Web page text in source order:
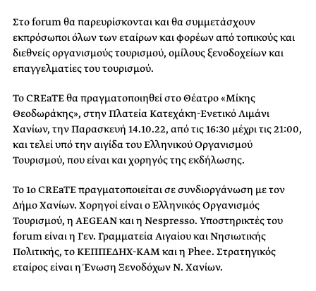
Στο forum θα παρευρίσκονται και θα συμμετάσχουν
εκπρόσωποι όλων των εταίρων και φορέων από τοπικούς και
διεθνείς οργανισμούς τουρισμού, ομίλους ξενοδοχείων και
επαγγελματίες του τουρισμού.
Το CREaTE θα πραγματοποιηθεί στο Θέατρο «Μίκης
Θεοδωράκης», στην Πλατεία Κατεχάκη-Ενετικό Λιμάνι
Χανίων, την Παρασκευή 14.10.22, από τις 16:30 μέχρι τις 21:00,
και τελεί υπό την αιγίδα του Ελληνικού Οργανισμού
Τουρισμού, που είναι και χορηγός της εκδήλωσης.
Το 1ο CREaTE πραγματοποιείται σε συνδιοργάνωση με τον
Δήμο Χανίων. Χορηγοί είναι ο Ελληνικός Οργανισμός
Τουρισμού, η AEGEAN και η Nespresso. Υποστηρικτές του
forum είναι η Γεν. Γραμματεία Αιγαίου και Νησιωτικής
Πολιτικής, το ΚΕΠΠΕΔΗΧ-ΚΑΜ και η Phee. Στρατηγικός
εταίρος είναι η Ένωση Ξενοδόχων Ν. Χανίων.